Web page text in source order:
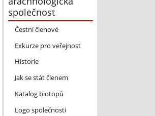
společnost
Čestní členové
Exkurze pro veřejnost
Historie
Jak se stát členem
Katalog biotopů
Logo společnosti